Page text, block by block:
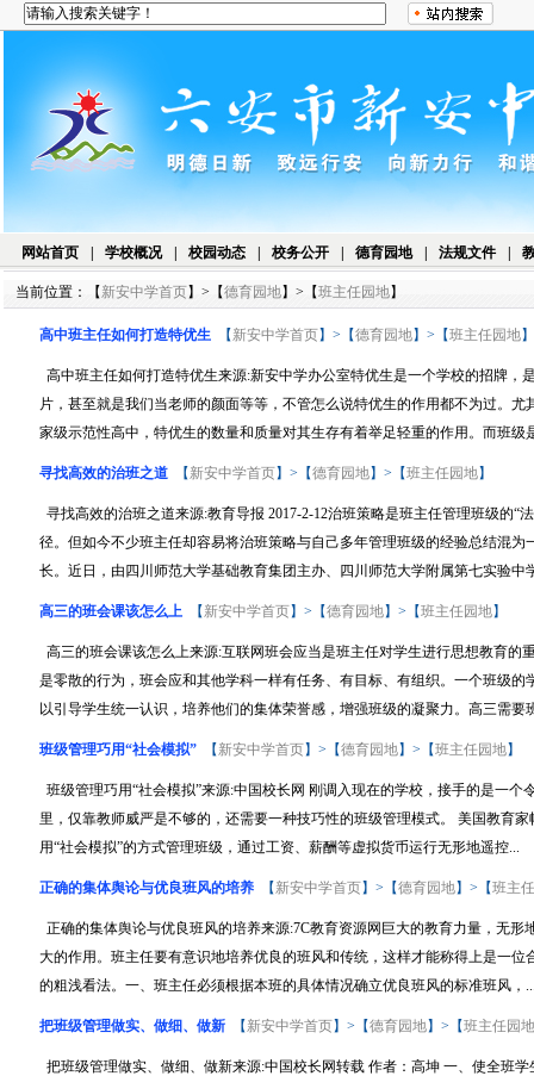
网站首页 学校概况 校园动态 校务公开 德育园地 法规文件
当前位置：【 新安中学首页】>【德育园地】>【班主任园地】
高中班主任如何打造特优生 【 新安中学首页】>【德育园地】>【班主任园地
高中班主任如何打造特优生来源:新安中学办公室特优生是一个学校的招牌，
片，甚至就是我们当老师的颜面等等，不管怎么说特优生的作用都不为过。
家级示范性高中，特优生的数量和质量对其生存有着举足轻重的作用。而班级
寻找高效的治班之道 【 新安中学首页】>【德育园地】>【班主任园地】
寻找高效的治班之道来源:教育导报 2017-2-12治班策略是班主任管理班级的“
径。但如今不少班主任却容易将治班策略与自己多年管理班级的经验总结混
长。近日，由四川师范大学基础教育集团主办、四川师范大学附属第七实验中
高三的班会课该怎么上 【 新安中学首页】>【德育园地】>【班主任园地】
高三的班会课该怎么上来源:互联网班会应当是班主任对学生进行思想教育的
是零散的行为，班会应和其他学科一样有任务、有目标、有组织。一个班级
以引导学生统一认识，培养他们的集体荣誉感，增强班级的凝聚力。高三需要
班级管理巧用“社会模拟” 【 新安中学首页】>【德育园地】>【班主任园地】
班级管理巧用“社会模拟”来源:中国校长网 刚调入现在的学校，接手的是一
里，仅靠教师威严是不够的，还需要一种技巧性的班级管理模式。 美国教育
用“社会模拟”的方式管理班级，通过工资、薪酬等虚拟货币运行无形地遥控...
正确的集体舆论与优良班风的培养 【 新安中学首页】>【德育园地】>【班主
正确的集体舆论与优良班风的培养来源:7C教育资源网巨大的教育力量，无
大的作用。班主任要有意识地培养优良的班风和传统，这样才能称得上是一
的粗浅看法。一、班主任必须根据本班的具体情况确立优良班风的标准班风，
把班级管理做实、做细、做新 【 新安中学首页】>【德育园地】>【班主任园地
把班级管理做实、做细、做新来源:中国校长网转载 作者：高坤 一、使全